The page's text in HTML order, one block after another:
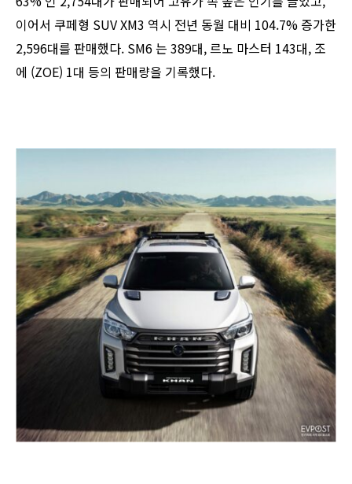
이어서 쿠페형 SUV XM3 역시 전년 동월 대비 104.7% 증가한
2,596대를 판매했다. SM6 는 389대, 르노 마스터 143대, 조
에 (ZOE) 1대 등의 판매량을 기록했다.